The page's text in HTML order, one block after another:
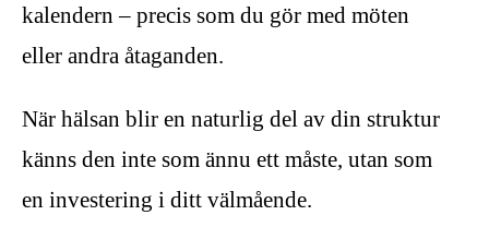
kalendern – precis som du gör med möten
eller andra åtaganden.
När hälsan blir en naturlig del av din struktur
känns den inte som ännu ett måste, utan som
en investering i ditt välmående.